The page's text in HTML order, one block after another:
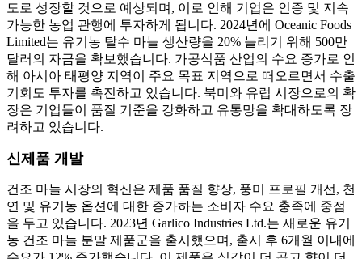
도로 성장할 것으로 예상되며, 이로 인해 기업은 인증 및 지속
가능한 농업 관행에 투자하게 됩니다. 2024년에 Oceanic Foods
Limited는 유기농 탈수 마늘 생산량을 20% 늘리기 위해 500만
달러의 자금을 확보했습니다. 가공식품 산업의 수요 증가로 인
해 아시아 태평양 지역이 주요 목표 지역으로 떠오르면서 수출
기회도 투자를 촉진하고 있습니다. 북미와 유럽 시장으로의 확
장은 기업들이 품질 기준을 강화하고 유통망을 확대하도록 장
려하고 있습니다.
신제품 개발
건조 마늘 시장의 혁신은 제품 품질 향상, 풍미 프로필 개선, 천
연 및 유기농 옵션에 대한 증가하는 소비자 수요 충족에 중점
을 두고 있습니다. 2023년 Garlico Industries Ltd.는 새로운 유기
농 건조 마늘 분말 제품군을 출시했으며, 출시 후 6개월 이내에